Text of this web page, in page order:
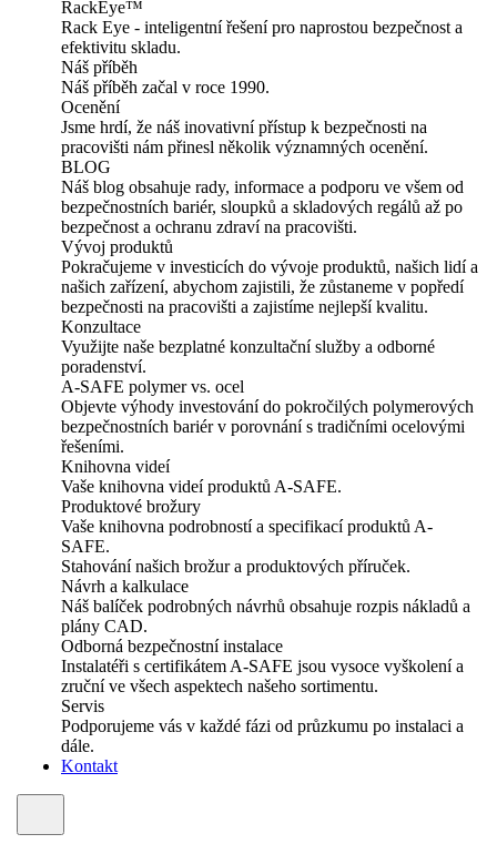
RackEye™
Rack Eye - inteligentní řešení pro naprostou bezpečnost a
efektivitu skladu.
Náš příběh
Náš příběh začal v roce 1990.
Ocenění
Jsme hrdí, že náš inovativní přístup k bezpečnosti na
pracovišti nám přinesl několik významných ocenění.
BLOG
Náš blog obsahuje rady, informace a podporu ve všem od
bezpečnostních bariér, sloupků a skladových regálů až po
bezpečnost a ochranu zdraví na pracovišti.
Vývoj produktů
Pokračujeme v investicích do vývoje produktů, našich lidí a
našich zařízení, abychom zajistili, že zůstaneme v popředí
bezpečnosti na pracovišti a zajistíme nejlepší kvalitu.
Konzultace
Využijte naše bezplatné konzultační služby a odborné
poradenství.
A-SAFE polymer vs. ocel
Objevte výhody investování do pokročilých polymerových
bezpečnostních bariér v porovnání s tradičními ocelovými
řešeními.
Knihovna videí
Vaše knihovna videí produktů A-SAFE.
Produktové brožury
Vaše knihovna podrobností a specifikací produktů A-
SAFE.
Stahování našich brožur a produktových příruček.
Návrh a kalkulace
Náš balíček podrobných návrhů obsahuje rozpis nákladů a
plány CAD.
Odborná bezpečnostní instalace
Instalatéři s certifikátem A-SAFE jsou vysoce vyškolení a
zruční ve všech aspektech našeho sortimentu.
Servis
Podporujeme vás v každé fázi od průzkumu po instalaci a
dále.
Kontakt